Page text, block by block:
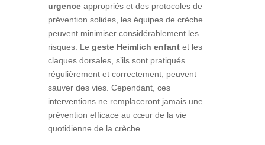
urgenceappropriés et des protocoles de
prévention solides, les équipes de crèche
peuvent minimiser considérablement les
risques. Le geste Heimlich enfantet les
claques dorsales, s’ils sont pratiqués
régulièrement et correctement, peuvent
sauver des vies. Cependant, ces
interventions ne remplaceront jamais une
prévention efficace au cœur de la vie
quotidienne de la crèche.